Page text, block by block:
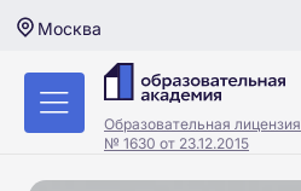
Москва
Образовательная лицензия
№ 1630 от 23.12.2015